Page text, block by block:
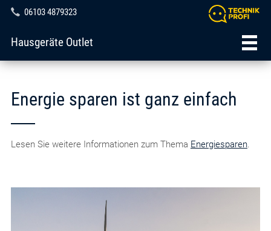
06103 4879323
Hausgeräte Outlet
Energie sparen ist ganz einfach
Lesen Sie weitere Informationen zum Thema Energiesparen.